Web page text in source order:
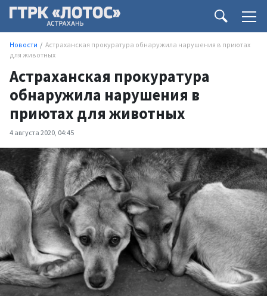
Новости
Астраханская прокуратура обнаружила нарушения в приютах
для животных
Астраханская прокуратура
обнаружила нарушения в
приютах для животных
4 августа 2020, 04:45